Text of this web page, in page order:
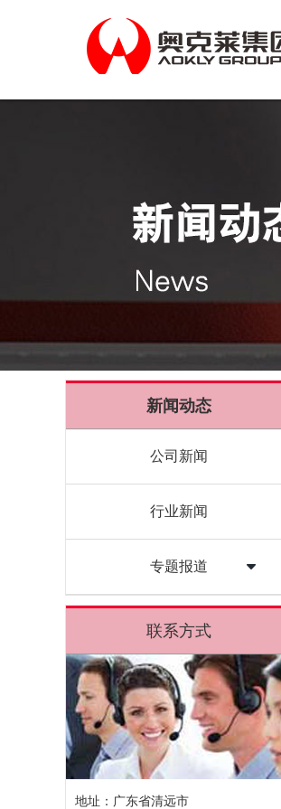
新闻动态
公司新闻
行业新闻
专题报道
联系方式
地址：广东省清远市